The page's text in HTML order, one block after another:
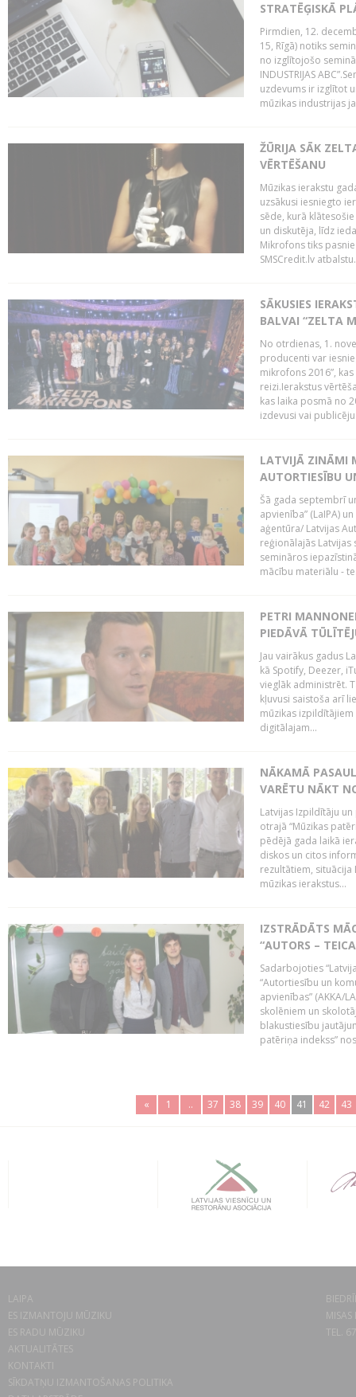
STRATĒĢISKĀ
Pirmdien, 12.
15, Rīgā) notiks
no izglītojošo
INDUSTRIJAS
uzdevums ir izglītot
mūzikas industrijas
ŽŪRIJA SĀK
VĒRTĒŠANU
Mūzikas ierakstu
uzsākusi iesniegto
sēde, kurā
un diskutēja, līdz
Mikrofons tiks
SMSCredit.lv
SĀKUSIES
BALVAI “ZELTA
No otrdienas, 1.
producenti var
mikrofons 2016”,
reizi.Ierakstus
kas laika posmā no
izdevusi vai
LATVIJĀ ZINĀMI
AUTORTIESĪBU
Šā gada septembrī
apvienība” (LaIPA)
aģentūra/ Latvijas
reģionālajās
semināros
mācību materiālu -
PETRI
PIEDĀVĀ
Jau vairākus gadus
kā Spotify, Deezer,
vieglāk administrēt.
kļuvusi saistoša arī
mūzikas
digitālajam...
NĀKAMĀ
VARĒTU NĀKT
Latvijas Izpildītāju
otrajā “Mūzikas
pēdējā gada laikā
diskos un citos
rezultātiem, situācija
mūzikas ierakstus...
IZSTRĀDĀTS
“AUTORS –
Sadarbojoties
“Autortiesību un
apvienības” (AKKA/
skolēniem un
blakustiesību
patēriņa indekss”
« 1 .. 37 38 39 40 41 42 43
LAIPA
ES IZMANTOJU MŪZIKU
ES RADU MŪZIKU
AKTUALITĀTES
KONTAKTI
SĪKDATŅU IZMANTOŠANAS POLITIKA
TEL.